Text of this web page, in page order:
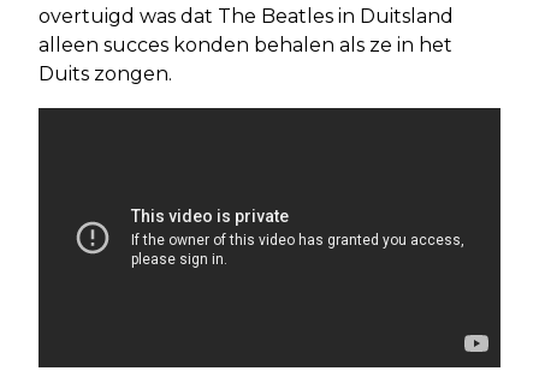
overtuigd was dat The Beatles in Duitsland
alleen succes konden behalen als ze in het
Duits zongen.